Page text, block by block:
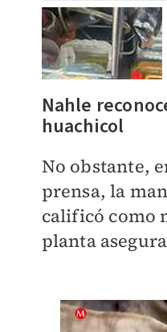
Nahle
huachicol
No obstante,
prensa, la
calificó como
planta